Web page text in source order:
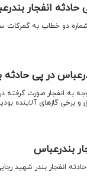
انفجار
دو خطاب به گمرکات
در پی
به انفجار صورت گرفته
برخی گازهای آلاینده
بندرعباس
انفجار بندر شهید